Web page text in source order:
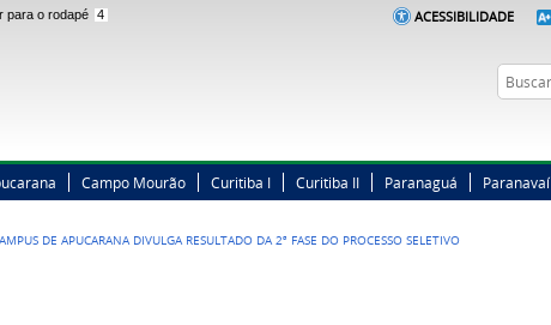
para o rodapé 4 ACESSIBILIDADE
Busca
Campo Mourão Curitiba I Curitiba II Paranaguá Paranavaí
DE APUCARANA DIVULGA RESULTADO DA 2ª FASE DO PROCESSO SELETIVO